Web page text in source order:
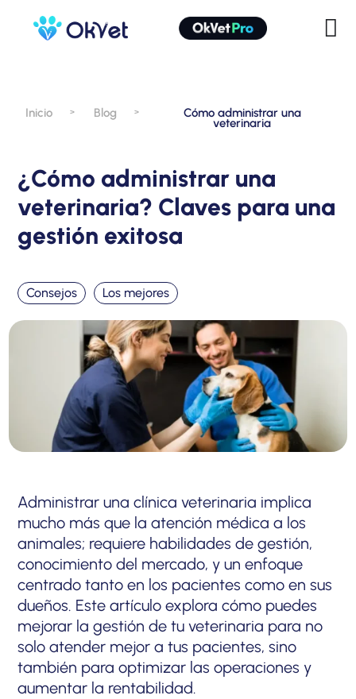
Inicio > Blog > Cómo administrar una
veterinaria
¿Cómo administrar una
veterinaria? Claves para una
gestión exitosa
Consejos Los mejores
Administrar una clínica veterinaria implica
mucho más que la atención médica a los
animales; requiere habilidades de gestión,
conocimiento del mercado, y un enfoque
centrado tanto en los pacientes como en sus
dueños. Este artículo explora cómo puedes
mejorar la gestión de tu veterinaria para no
solo atender mejor a tus pacientes, sino
también para optimizar las operaciones y
aumentar la rentabilidad.